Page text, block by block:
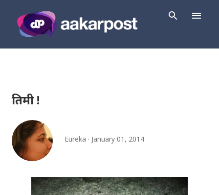
तिमी !
Eureka January 01, 2014